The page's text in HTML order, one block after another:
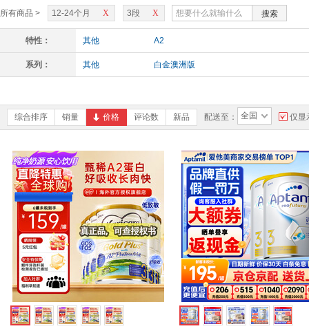
所有商品 > X
12-24个月 X
3段 搜索
特性： 其他 A2
系列： 其他 白金澳洲版
综合排序 销量 价格 评论数 新品 配送至： 全国 仅显